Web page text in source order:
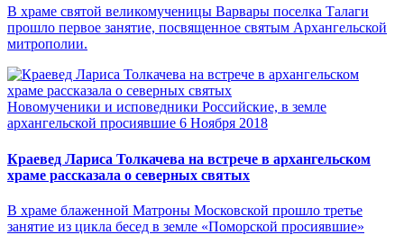
В храме святой великомученицы Варвары поселка Талаги
прошло первое занятие, посвященное святым Архангельской
митрополии.
Новомученики и исповедники Российские, в земле
архангельской просиявшие 6 Ноября 2018
Краевед Лариса Толкачева на встрече в архангельском
храме рассказала о северных святых
В храме блаженной Матроны Московской прошло третье
занятие из цикла бесед в земле «Поморской просиявшие»